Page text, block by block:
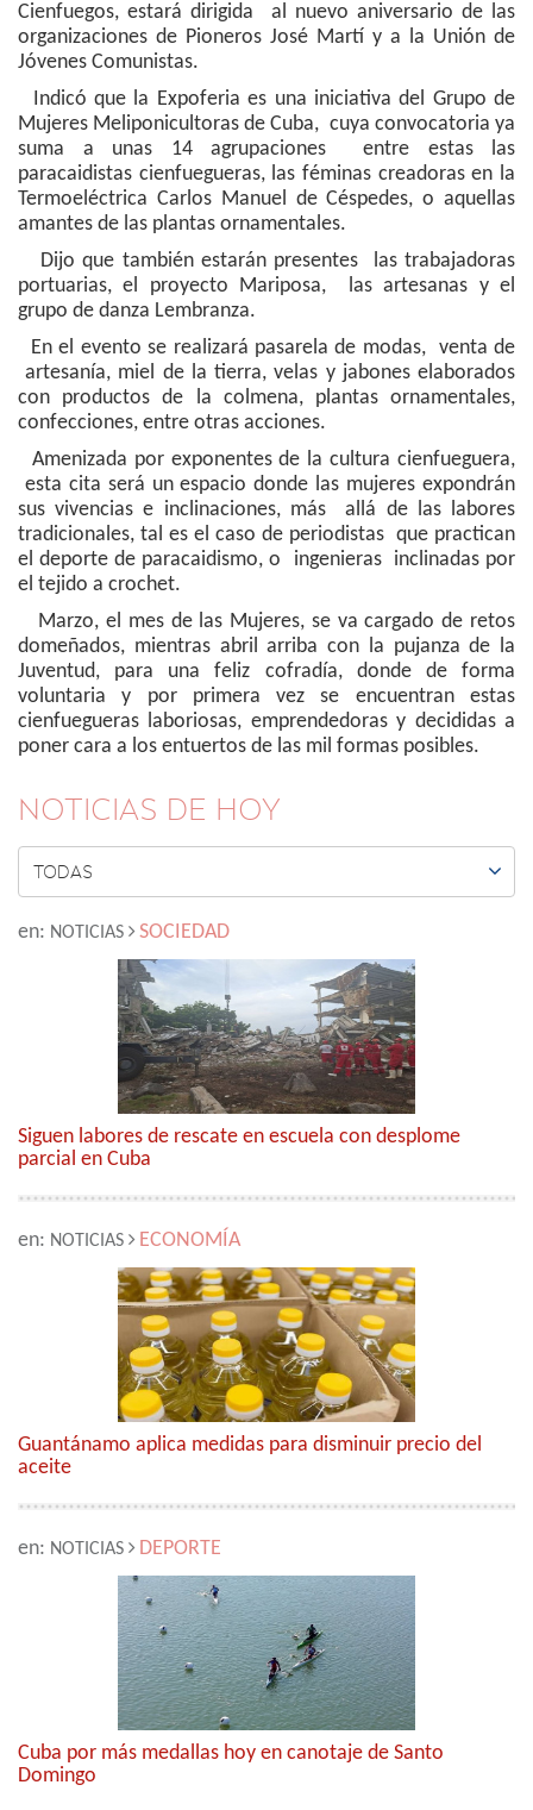
Cienfuegos, estará dirigida al nuevo aniversario de las
organizaciones de Pioneros José Martí y a la Unión de
Jóvenes Comunistas.
Indicó que la Expoferia es una iniciativa del Grupo de
Mujeres Meliponicultoras de Cuba, cuya convocatoria ya
suma a unas 14 agrupaciones entre estas las
paracaidistas cienfuegueras, las féminas creadoras en la
Termoeléctrica Carlos Manuel de Céspedes, o aquellas
amantes de las plantas ornamentales.
Dijo que también estarán presentes las trabajadoras
portuarias, el proyecto Mariposa, las artesanas y el
grupo de danza Lembranza.
En el evento se realizará pasarela de modas, venta de
artesanía, miel de la tierra, velas y jabones elaborados
con productos de la colmena, plantas ornamentales,
confecciones, entre otras acciones.
Amenizada por exponentes de la cultura cienfueguera,
esta cita será un espacio donde las mujeres expondrán
sus vivencias e inclinaciones, más allá de las labores
tradicionales, tal es el caso de periodistas que practican
el deporte de paracaidismo, o ingenieras inclinadas por
el tejido a crochet.
Marzo, el mes de las Mujeres, se va cargado de retos
domeñados, mientras abril arriba con la pujanza de la
Juventud, para una feliz cofradía, donde de forma
voluntaria y por primera vez se encuentran estas
cienfuegueras laboriosas, emprendedoras y decididas a
poner cara a los entuertos de las mil formas posibles.
NOTICIAS DE HOY
TODAS 
en: NOTICIAS SOCIEDAD
Siguen labores de rescate en escuela con desplome
parcial en Cuba
en: NOTICIAS ECONOMÍA
Guantánamo aplica medidas para disminuir precio del
aceite
en: NOTICIAS DEPORTE
Cuba por más medallas hoy en canotaje de Santo
Domingo